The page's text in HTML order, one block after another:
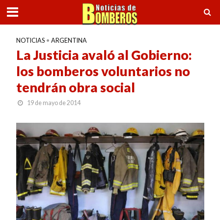
NOTICIAS • ARGENTINA
La Justicia avaló al Gobierno:
los bomberos voluntarios no
tendrán obra social
19 de mayo de 2014